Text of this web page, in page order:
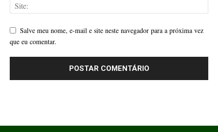
Salve meu nome, e-mail e site neste navegador para a próxima vez
que eu comentar.